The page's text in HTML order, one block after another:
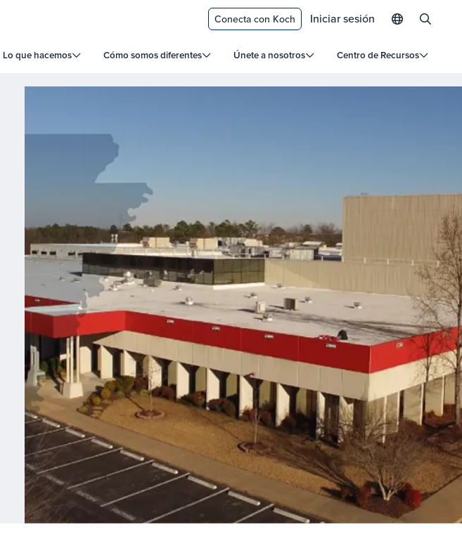
Lo que hacemos Cómo somos diferentes Únete a nosotros Centro de Recursos
Conecta con Koch Iniciar sesión